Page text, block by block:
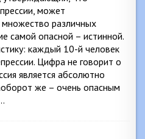
может
различных
самой опасной – истинной.
каждый 10-й человек
Цифра не говорит о
является абсолютно
же – очень опасным